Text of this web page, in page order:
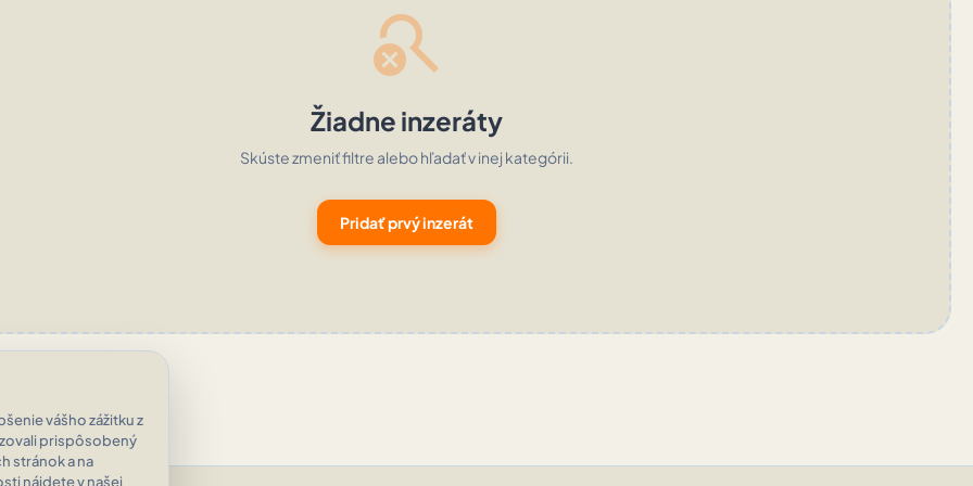
search_off
Žiadne inzeráty
Skúste zmeniť filtre alebo hľadať v inej kategórii.
Pridať prvý inzerát
vášho zážitku z
prispôsobený
stránok a na
nájdete v našej